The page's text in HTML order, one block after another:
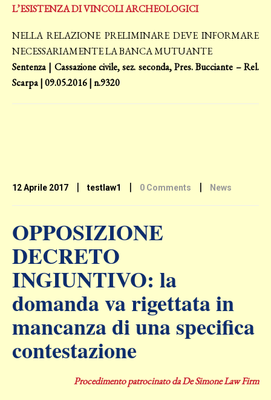
L’ESISTENZA DI VINCOLI ARCHEOLOGICI
NELLA RELAZIONE PRELIMINARE DEVE INFORMARE
NECESSARIAMENTE LA BANCA MUTUANTE
Sentenza | Cassazione civile, sez. seconda, Pres. Bucciante – Rel.
Scarpa | 09.05.2016 | n.9320
12 Aprile 2017 | testlaw1 | 0 Comments | News
OPPOSIZIONE
DECRETO
INGIUNTIVO: la
domanda va rigettata in
mancanza di una specifica
contestazione
Procedimento patrocinato da De Simone Law Firm